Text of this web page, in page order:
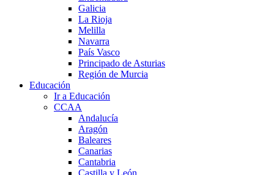
Galicia
La Rioja
Melilla
Navarra
País Vasco
Principado de Asturias
Región de Murcia
Educación
Ir a Educación
CCAA
Andalucía
Aragón
Baleares
Canarias
Cantabria
Castilla y León